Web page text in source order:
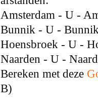
Amsterdam - U -
Bunnik - U -
Hoensbroek - U -
Naarden - U -
Bereken met deze
B)